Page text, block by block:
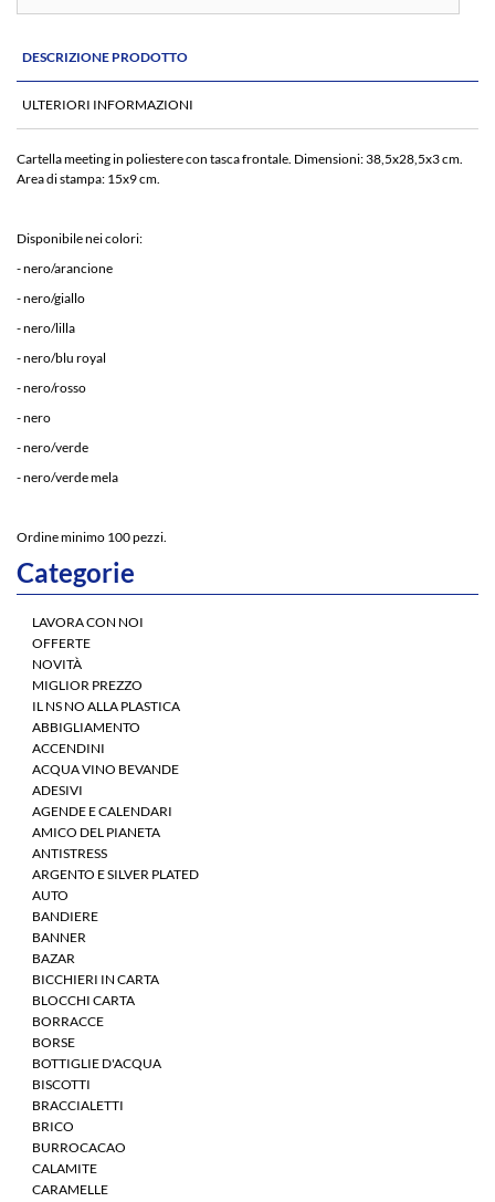
DESCRIZIONE PRODOTTO
ULTERIORI INFORMAZIONI
Cartella meeting in poliestere con tasca frontale. Dimensioni: 38,5x28,5x3 cm.
Area di stampa: 15x9 cm.
Disponibile nei colori:
- nero/arancione
- nero/giallo
- nero/lilla
- nero/blu royal
- nero/rosso
- nero
- nero/verde
- nero/verde mela
Ordine minimo 100 pezzi.
Categorie
LAVORA CON NOI
OFFERTE
NOVITÀ
MIGLIOR PREZZO
IL NS NO ALLA PLASTICA
ABBIGLIAMENTO
ACCENDINI
ACQUA VINO BEVANDE
ADESIVI
AGENDE E CALENDARI
AMICO DEL PIANETA
ANTISTRESS
ARGENTO E SILVER PLATED
AUTO
BANDIERE
BANNER
BAZAR
BICCHIERI IN CARTA
BLOCCHI CARTA
BORRACCE
BORSE
BOTTIGLIE D'ACQUA
BISCOTTI
BRACCIALETTI
BRICO
BURROCACAO
CALAMITE
CARAMELLE